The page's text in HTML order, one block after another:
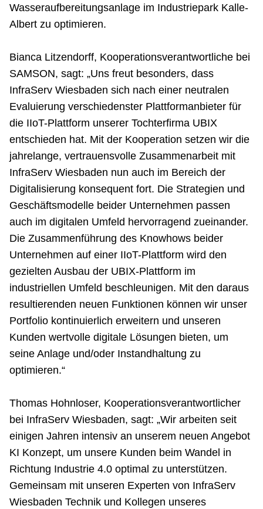
Wasseraufbereitungsanlage im Industriepark Kalle-
Albert zu optimieren.
Bianca Litzendorff, Kooperationsverantwortliche bei
SAMSON, sagt: „Uns freut besonders, dass
InfraServ Wiesbaden sich nach einer neutralen
Evaluierung verschiedenster Plattformanbieter für
die IIoT-Plattform unserer Tochterfirma UBIX
entschieden hat. Mit der Kooperation setzen wir die
jahrelange, vertrauensvolle Zusammenarbeit mit
InfraServ Wiesbaden nun auch im Bereich der
Digitalisierung konsequent fort. Die Strategien und
Geschäftsmodelle beider Unternehmen passen
auch im digitalen Umfeld hervorragend zueinander.
Die Zusammenführung des Knowhows beider
Unternehmen auf einer IIoT-Plattform wird den
gezielten Ausbau der UBIX-Plattform im
industriellen Umfeld beschleunigen. Mit den daraus
resultierenden neuen Funktionen können wir unser
Portfolio kontinuierlich erweitern und unseren
Kunden wertvolle digitale Lösungen bieten, um
seine Anlage und/oder Instandhaltung zu
optimieren.“
Thomas Hohnloser, Kooperationsverantwortlicher
bei InfraServ Wiesbaden, sagt: „Wir arbeiten seit
einigen Jahren intensiv an unserem neuen Angebot
KI Konzept, um unsere Kunden beim Wandel in
Richtung Industrie 4.0 optimal zu unterstützen.
Gemeinsam mit unseren Experten von InfraServ
Wiesbaden Technik und Kollegen unseres